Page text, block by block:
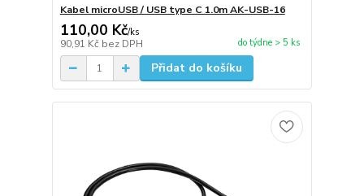
Kabel microUSB / USB type C 1.0m AK-USB-16
110,00 Kč/ks
90,91 Kč bez DPH do týdne > 5 ks
Přidat do košíku